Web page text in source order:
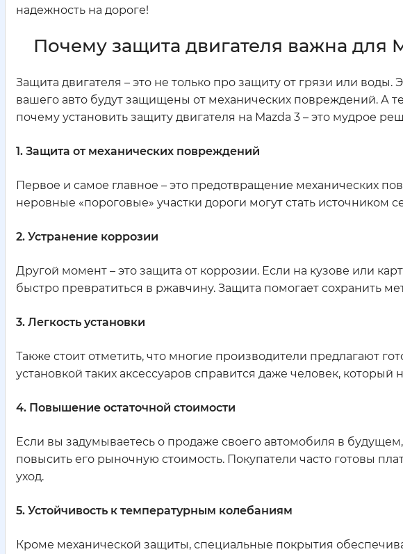
надежность на дороге!
Почему защита двигателя важна для
Защита двигателя – это не только про защиту от грязи или
вашего авто будут защищены от механических повреждений. А
почему установить защиту двигателя на Mazda 3 – это мудрое
1. Защита от механических повреждений
Первое и самое главное – это предотвращение механических
неровные «пороговые» участки дороги могут стать источником
2. Устранение коррозии
Другой момент – это защита от коррозии. Если на кузове или
быстро превратиться в ржавчину. Защита помогает сохранить
3. Легкость установки
Также стоит отметить, что многие производители предлагают
установкой таких аксессуаров справится даже человек, который
4. Повышение остаточной стоимости
Если вы задумываетесь о продаже своего автомобиля в
повысить его рыночную стоимость. Покупатели часто готовы
уход.
5. Устойчивость к температурным колебаниям
Кроме механической защиты, специальные покрытия